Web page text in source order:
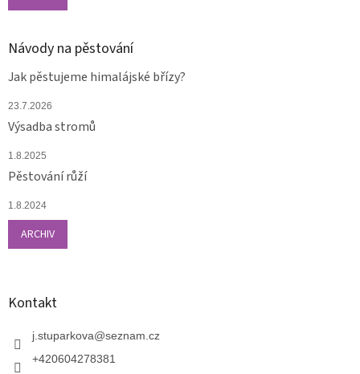
Návody na pěstování
Jak pěstujeme himalájské břízy?
23.7.2026
Výsadba stromů
1.8.2025
Pěstování růží
1.8.2024
ARCHIV
Kontakt
j.stuparkova@seznam.cz
+420604278381